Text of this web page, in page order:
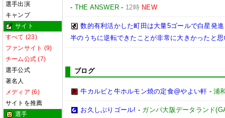
選手出演
キャンプ
サイト
すべて (23)
ファンサイト (9)
チーム公式 (7)
選手公式
著名人
メディア (6)
サイトを推薦
選手
- THE ANSWER - 12時 NEW
数的有利活かした町田は大量5ゴールで白星発
半のうちに逆転できたことが非常に大きかったと
ブログ
牛カルビと牛ホルモン焼の定食@やよい軒 -浦
お久しぶりゴール! - ガンバ大阪データランド